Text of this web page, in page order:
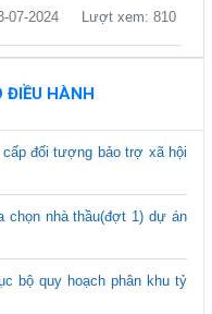
07-2024 Lượt xem: 810
ĐIỀU HÀNH
đối tượng bảo trợ xã hội
chọn nhà thầu(đợt 1) dự án
bộ quy hoạch phân khu tỷ